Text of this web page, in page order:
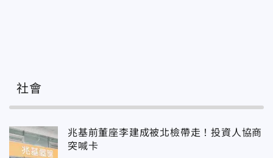
社會
兆基前董座李建成被北檢帶走！投資人協商
突喊卡